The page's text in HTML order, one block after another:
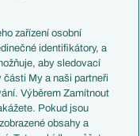
zařízení osobní
identifikátory, a
aby sledovací
My a naši partneři
Výběrem Zamítnout
Pokud jsou
obsahy a